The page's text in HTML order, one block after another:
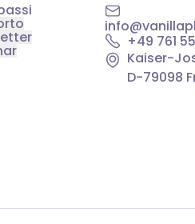
+49 761
Kaiser-
D-79098